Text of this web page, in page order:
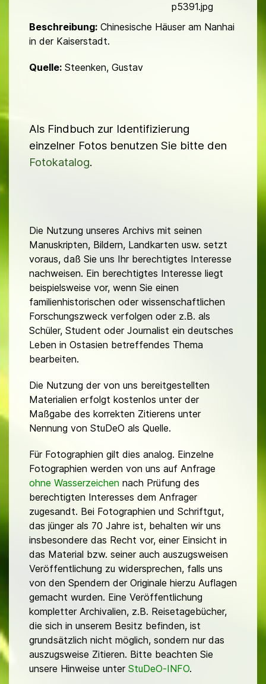
p5391.jpg
Beschreibung: Chinesische Häuser am Nanhai
in der Kaiserstadt.
Quelle: Steenken, Gustav
Als Findbuch zur Identifizierung
einzelner Fotos benutzen Sie bitte den
Fotokatalog.
Die Nutzung unseres Archivs mit seinen
Manuskripten, Bildern, Landkarten usw. setzt
voraus, daß Sie uns Ihr berechtigtes Interesse
nachweisen. Ein berechtigtes Interesse liegt
beispielsweise vor, wenn Sie einen
familienhistorischen oder wissenschaftlichen
Forschungszweck verfolgen oder z.B. als
Schüler, Student oder Journalist ein deutsches
Leben in Ostasien betreffendes Thema
bearbeiten.
Die Nutzung der von uns bereitgestellten
Materialien erfolgt kostenlos unter der
Maßgabe des korrekten Zitierens unter
Nennung von StuDeO als Quelle.
Für Fotographien gilt dies analog. Einzelne
Fotographien werden von uns auf Anfrage
ohne Wasserzeichen nach Prüfung des
berechtigten Interesses dem Anfrager
zugesandt. Bei Fotographien und Schriftgut,
das jünger als 70 Jahre ist, behalten wir uns
insbesondere das Recht vor, einer Einsicht in
das Material bzw. seiner auch auszugsweisen
Veröffentlichung zu widersprechen, falls uns
von den Spendern der Originale hierzu Auflagen
gemacht wurden. Eine Veröffentlichung
kompletter Archivalien, z.B. Reisetagebücher,
die sich in unserem Besitz befinden, ist
grundsätzlich nicht möglich, sondern nur das
auszugsweise Zitieren. Bitte beachten Sie
unsere Hinweise unter StuDeO-INFO.